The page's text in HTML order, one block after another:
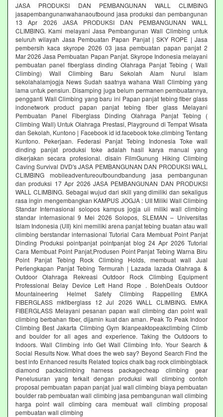
JASA PRODUKSI DAN PEMBANGUNAN WALL CLIMBING
jasapembangunanwahanaoutbound jasa produksi dan pembangunan
13 Apr 2026 JASA PRODUKSI DAN PEMBANGUNAN WALL
CLIMBING. Kami melayani Jasa Pembangunan Wall Climbing untuk
seluruh wilayah Jasa Pembuatan Papan Panjat | SKY ROPE | Jasa
pembersih kaca skyrope 2026 03 jasa pembuatan papan panjat 2
Mar 2026 Jasa Pembuatan Papan Panjat. Skyrope Indonesia melayani
pembuatan panel fiberglass dinding Olahraga Panjat Tebing ( Wall
Climbing) Wall Climbing Baru Sekolah Alam Nurul Islam
sekolahalamjogja News Sudah saatnya wahana Wall Climbing yang
lama untuk pensiun. Disamping juga belum permanen pembuatannya,
pengganti Wall Climbing yang baru ini Papan panjat tebing fiber glass
indonetwork product papan panjat tebing fiber glass Melayani
Pembuatan Panel Fiberglass Dinding Olahraga Panjat Tebing (
Climbing Wall) Untuk Olahraga Prestasi, Playground di Tempat Wisata
dan Sekolah, Kuntono | Facebook id id.facebook toke.climbing Tentang
Kuntono. Pekerjaan. Federasi Panjat Tebing Indonesia Toke wall
dinding panjat produksi toke adalah hasil karya manual yang
dikerjakan secara profesional. disain FilmGunung Hiking Climbing
Caving Survival DVD's JASA PEMBANGUNAN DAN PRODUKSI WALL
CLIMBING mobileadventureoutboundbandung jasa pembangunan
dan produksi 17 Apr 2026 JASA PEMBANGUNAN DAN PRODUKSI
WALL CLIMBING. Sebagai wujud dari skill yang dimiliki dan sekaligus
rasa ingin mengembangkan KAMPUS JOGJA : UII Miliki Wall Climbing
Standar Internasional solopos kampus jogja uii miliki wall climbing
standar internasional 9 Mei 2026 Solopos, SLEMAN – Universitas
Islam Indonesia (UII) kini memiliki arena panjat tebing buatan atau wall
climbing berstandar internasional Tutorial Cara Membuat Point Panjat
Dinding Produksi pointpanjat pointpanjat blog 24 Apr 2026 Tutorial
Cara Membuat Point Panjat,Produsen Point Panjat Tebing Warna Biru
Point Panjat Tebing Rock Climbing Holds, membuat wall Jual
Perlengkapan Panjat Tebing Termurah | Lazada lazada Olahraga &
Outdoor Olahraga Rekreasi Outdoor Rock Climbing Equipment
Professional Belay Device Left Hand Rope . BolehDeals Outdoor
Mountaineering Helmet Safety Climbing Rappelling EMKA
FIBERGLASS mkfiberglass 12 Jul 2026 WALL CLIMBING. EMKA
FIBERGLASS Melayani pesanan papan wall climbing dan point wall
climbing berbahan fiber, dijamin kuat dan aman. Peak To Peak Indoor
Climbing Best Jakarta Climbing Gym‎ Iklanpeaktopeakclimbing Climb
and boulder for all ages and experience. Taking the Outdoors to
Indoors. Wall Climbing‎ info Get Wall Climbing Info. Your Search &
Social Results Now. What does the web say? Beyond Search Find the
best info Enhanced results Related topics chalk bag rock climbingblack
diamond packsclimbing harness packagecheap climbing gear
Penelusuran yang terkait dengan produksi wall climbing contoh
proposal pembuatan papan panjat jual wall climbing biaya pembuatan
boulder rab pembuatan wall climbing jasa pembangunan wall climbing
harga point wall climbing cara membuat wall climbing proposal
pembuatan wall climbing